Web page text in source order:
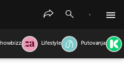
Lifestyle Putovanja